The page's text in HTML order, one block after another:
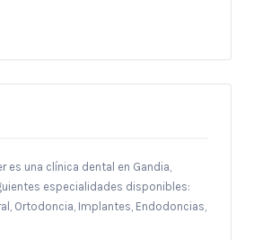
es una clínica dental en Gandia,
especialidades disponibles:
Ortodoncia, Implantes, Endodoncias,